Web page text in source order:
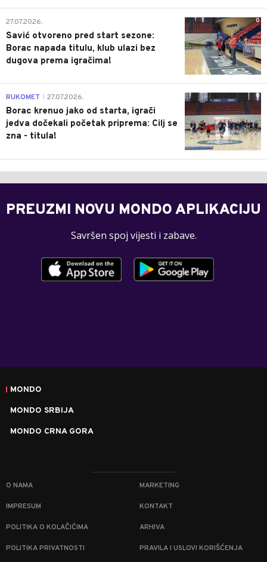
0
27.07.2026.
Savić otvoreno pred start sezone:
Borac napada titulu, klub ulazi bez
dugova prema igračima!
0
RUKOMET 27.07.2026.
Borac krenuo jako od starta, igrači
jedva dočekali početak priprema: Cilj se
zna - titula!
PREUZMI NOVU MONDO APLIKACIJU
Savršen spoj vijesti i zabave.
MONDO
MONDO SRBIJA
MONDO CRNA GORA
O NAMA MARKETING
IMPRESUM KONTAKT
POLITIKA O KOLAČIĆIMA ARHIVA
POLITIKA PRIVATNOSTI PRAVILA I USLOVI KORIŠĆENJA